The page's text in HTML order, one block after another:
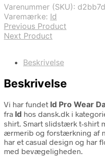
Varenummer (SKU):
Varemærke: Id
Previous Product
Next Product
Beskrivelse
Beskrivelse
Vi har fundet Id Pro Wear
fra Id hos dansk.dk i
shirt. Smart slidstærk t-shirt
ærmerib og forstærkning af
har et casual design og har
med bevægeligheden.